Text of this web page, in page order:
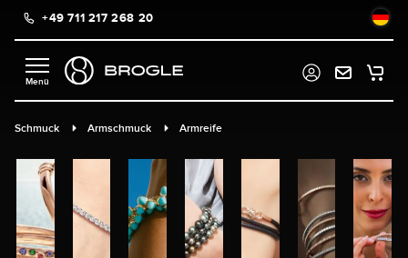
springen
+49 711 217 268 20
Schmuck Armschmuck Armreife